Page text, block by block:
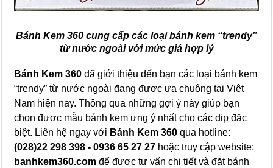
Bánh Kem 360 cung cấp các loại bánh kem “trendy”
từ nước ngoài với mức giá hợp lý
Bánh Kem 360 đã giới thiệu đến bạn các loại bánh kem
“trendy” từ nước ngoài đang được ưa chuộng tại Việt
Nam hiện nay. Thông qua những gợi ý này giúp bạn
chọn được mẫu bánh kem ưng ý nhất cho các dịp đặc
biệt. Liên hệ ngay với Bánh Kem 360 qua hotline:
(028)22 298 398 - 0936 65 27 27 hoặc truy cập website:
banhkem360.com để được tư vấn chi tiết và đặt bánh